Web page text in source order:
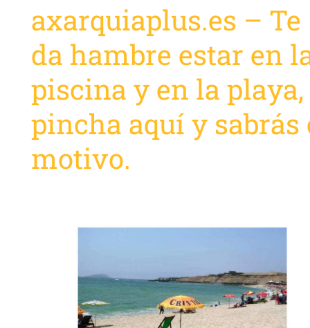
axarquiaplus.es – Te
da hambre estar en
piscina y en la playa,
pincha aquí y sabrás
motivo.